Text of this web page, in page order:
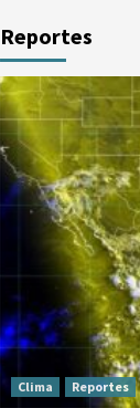
Reportes
Clima Reportes